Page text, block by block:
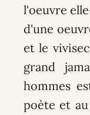
l'oeuvre
d'une
et le
grand
hommes
poète et